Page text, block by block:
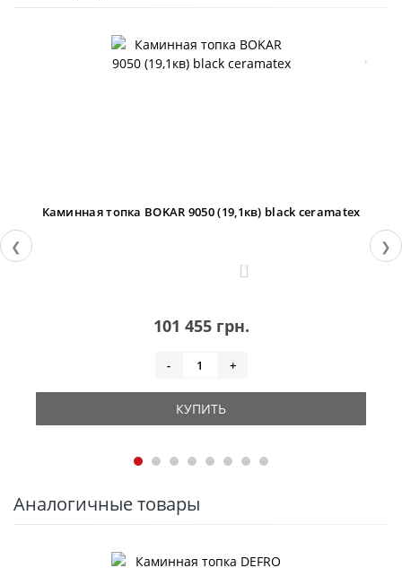
❮
Каминная топка BOKAR 9050 (19,1кв) black ceramatex
0
101 455 грн.
- +
КУПИТЬ
❯
Аналогичные товары